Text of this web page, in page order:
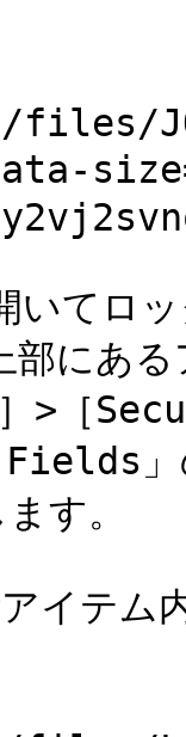
てロッ
にある
>［
」
す。
テム